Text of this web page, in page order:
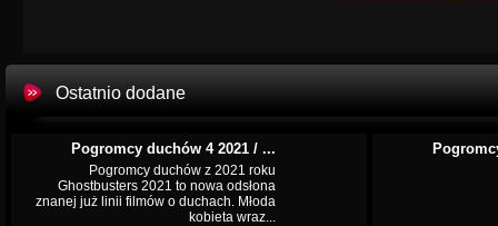
Ostatnio dodane
Pogromcy duchów 4 2021 / ...
Pogromcy duchów z 2021 roku
Ghostbusters 2021 to nowa odsłona
znanej już linii filmów o duchach. Młoda
kobieta wraz...